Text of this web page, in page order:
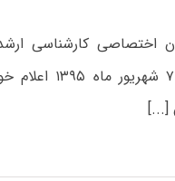
اختصاصی کارشناسی ارشد
(ع) روز یکشنبه
[...]